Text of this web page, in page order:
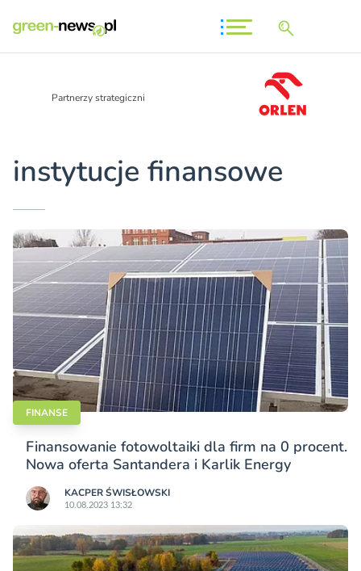
Partnerzy strategiczni
instytucje finansowe
FINANSE
Finansowanie fotowoltaiki dla firm na 0 procent.
Nowa oferta Santandera i Karlik Energy
KACPER ŚWISŁO­WSKI
10.08.2023 13:32